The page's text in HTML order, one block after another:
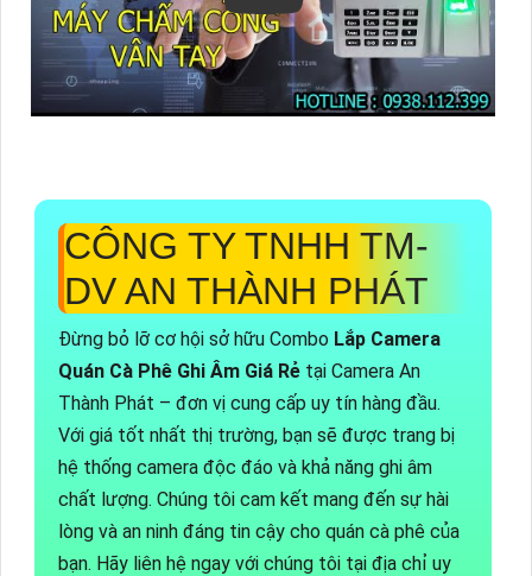
CÔNG TY TNHH TM-
DV AN THÀNH PHÁT
Đừng bỏ lỡ cơ hội sở hữu Combo Lắp Camera
Quán Cà Phê Ghi Âm Giá Rẻ tại Camera An
Thành Phát – đơn vị cung cấp uy tín hàng đầu.
Với giá tốt nhất thị trường, bạn sẽ được trang bị
hệ thống camera độc đáo và khả năng ghi âm
chất lượng. Chúng tôi cam kết mang đến sự hài
lòng và an ninh đáng tin cậy cho quán cà phê của
bạn. Hãy liên hệ ngay với chúng tôi tại địa chỉ uy